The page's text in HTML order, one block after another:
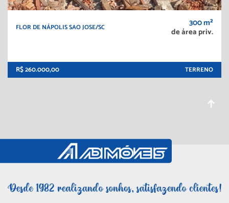
FLOR DE NÁPOLIS SAO JOSE/SC 300 m²
de área priv.
R$ 260.000,00 TERRENO